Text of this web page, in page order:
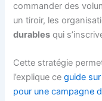
commander des
un tiroir, les
durables qui
Cette stratégie
l’explique ceguide
pour une campagne